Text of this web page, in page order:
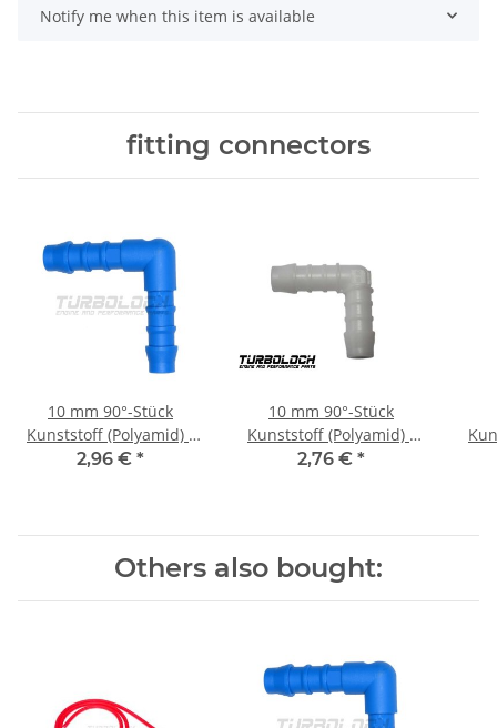
Notify me when this item is available
fitting connectors
10 mm 90°-Stück
Kunststoff (Polyamid) -
blau
2,96 € *
10 mm 90°-Stück
Kunststoff (Polyamid) -
weiß
2,76 € *
Others also bought: